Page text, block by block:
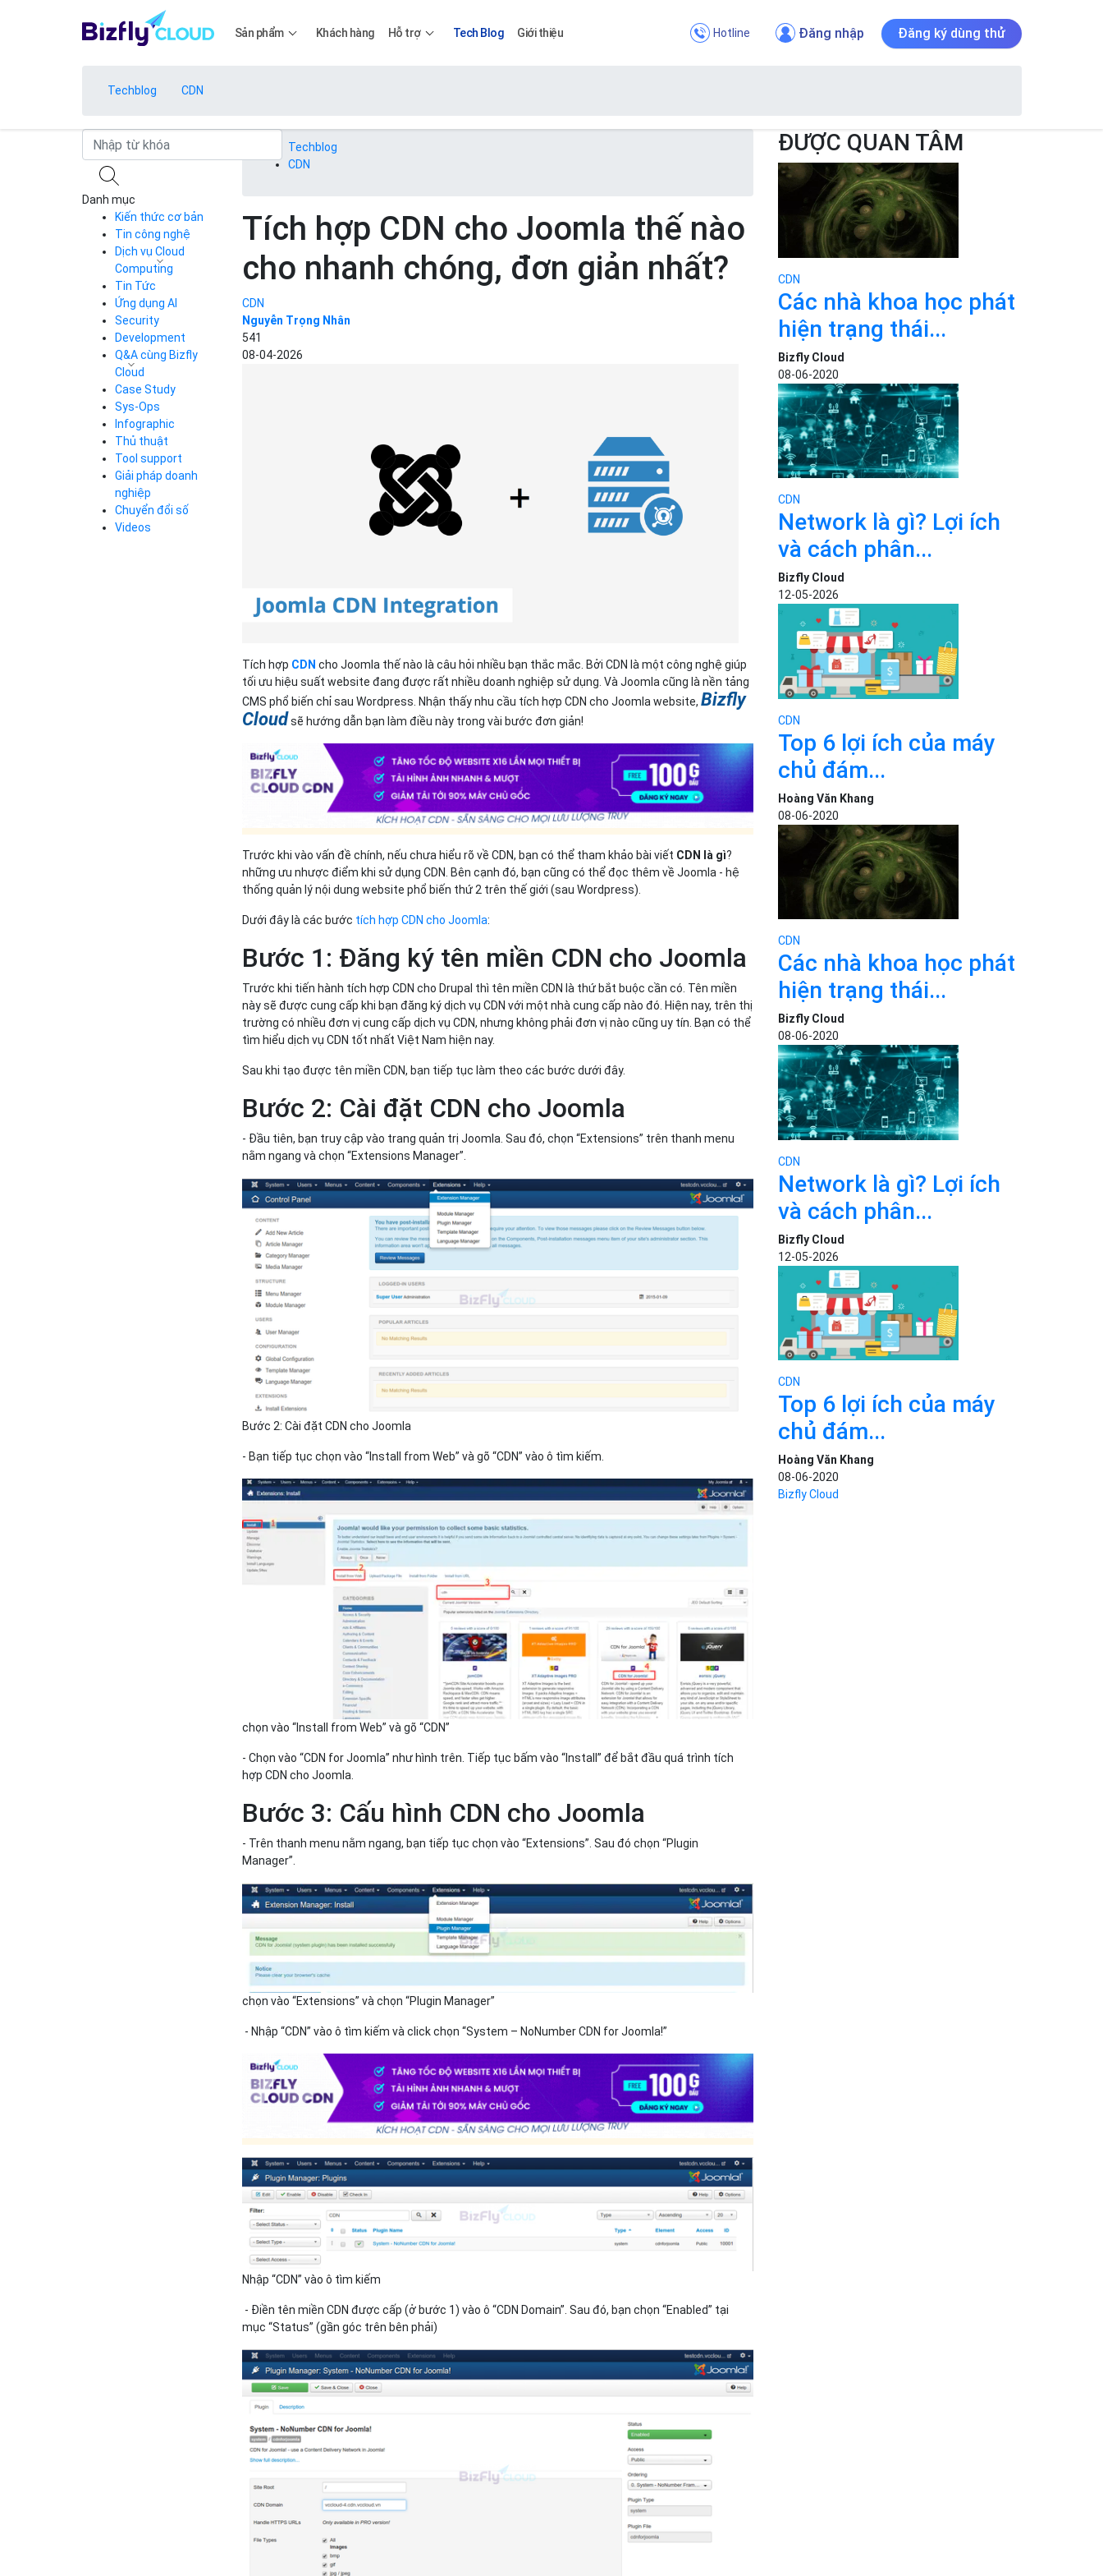
Sản phẩm
Bảng giá Apps
Bảng giá
Bảng giá
Bảng giá Bảng giá
Bảng giá
Khách hàng Hỗ trợ Tech Blog Giới thiệu Hotline Đăng nhập Đăng ký dùng thử
Techblog CDN
Techblog
CDN
Tích hợp CDN cho Joomla thế nào
cho nhanh chóng, đơn giản nhất?
CDN
Nguyễn Trọng Nhân
541
08-04-2026
Tích hợp CDN cho Joomla thế nào là câu hỏi nhiều bạn thắc mắc. Bởi CDN là một công nghệ giúp
tối ưu hiệu suất website đang được rất nhiều doanh nghiệp sử dụng. Và Joomla cũng là nền tảng
CMS phổ biến chỉ sau Wordpress. Nhận thấy nhu cầu tích hợp CDN cho Joomla website,Bizfly
Cloudsẽ hướng dẫn bạn làm điều này trong vài bước đơn giản!
Trước khi vào vấn đề chính, nếu chưa hiểu rõ về CDN, bạn có thể tham khảo bài viết CDN là gì?
những ưu nhược điểm khi sử dụng CDN. Bên cạnh đó, bạn cũng có thể đọc thêm về Joomla - hệ
thống quản lý nội dung website phổ biến thứ 2 trên thế giới (sau Wordpress).
Dưới đây là các bước tích hợp CDN cho Joomla:
Bước 1: Đăng ký tên miền CDN cho Joomla
Trước khi tiến hành tích hợp CDN cho Drupal thì tên miền CDN là thứ bắt buộc cần có. Tên miền
này sẽ được cung cấp khi bạn đăng ký dịch vụ CDN với một nhà cung cấp nào đó. Hiện nay, trên thị
trường có nhiều đơn vị cung cấp dịch vụ CDN, nhưng không phải đơn vị nào cũng uy tín. Bạn có thể
tìm hiểu dịch vụ CDN tốt nhất Việt Nam hiện nay.
Sau khi tạo được tên miền CDN, bạn tiếp tục làm theo các bước dưới đây.
Bước 2: Cài đặt CDN cho Joomla
- Đầu tiên, bạn truy cập vào trang quản trị Joomla. Sau đó, chọn “Extensions” trên thanh menu
nằm ngang và chọn “Extensions Manager”.
Bước 2: Cài đặt CDN cho Joomla
- Bạn tiếp tục chọn vào “Install from Web” và gõ “CDN” vào ô tìm kiếm.
chọn vào “Install from Web” và gõ “CDN”
- Chọn vào “CDN for Joomla” như hình trên. Tiếp tục bấm vào “Install” để bắt đầu quá trình tích
hợp CDN cho Joomla.
Bước 3: Cấu hình CDN cho Joomla
- Trên thanh menu nằm ngang, bạn tiếp tục chọn vào “Extensions”. Sau đó chọn “Plugin
Manager”.
chọn vào “Extensions” và chọn “Plugin Manager”
- Nhập “CDN” vào ô tìm kiếm và click chọn “System – NoNumber CDN for Joomla!”
Nhập “CDN” vào ô tìm kiếm
- Điền tên miền CDN được cấp (ở bước 1) vào ô “CDN Domain”. Sau đó, bạn chọn “Enabled” tại
mục “Status” (gần góc trên bên phải)
ĐƯỢC QUAN TÂM
CDN
Các nhà khoa học phát
hiện trạng thái...
Bizfly Cloud
08-06-2020
CDN
Network là gì? Lợi ích
và cách phân...
Bizfly Cloud
12-05-2026
CDN
Top 6 lợi ích của máy
chủ đám...
Hoàng Văn Khang
08-06-2020
CDN
Các nhà khoa học phát
hiện trạng thái...
Bizfly Cloud
08-06-2020
CDN
Network là gì? Lợi ích
và cách phân...
Bizfly Cloud
12-05-2026
CDN
Top 6 lợi ích của máy
chủ đám...
Hoàng Văn Khang
08-06-2020
Bizfly Cloud
Danh mục
Kiến thức cơ bản
Tin công nghệ
Dịch vụ Cloud
Computing
Cloud Server
CDN
Load Balancer
Auto Scaling
Container Registry
Kubernetes
Cloud Database
Call Center
Business Email
Simple Storage
VPN
Traffic Manager
Cloud VPS
Kafka
Videos
Tin Tức
Ứng dụng AI
Security
Development
Q&A cùng Bizfly
Cloud
Q&A về Bizfly
Cloud Server
Thao tác kết nối
tới server
Videos
Q&A về Bizfly
Business Email
Videos
Case Study
Sys-Ops
Infographic
Thủ thuật
Tool support
Giải pháp doanh
nghiệp
Chuyển đổi số
Videos